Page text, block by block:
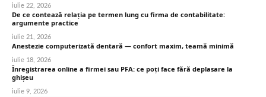
iulie 22, 2026
De ce contează relația pe termen lung cu firma de contabilitate:
argumente practice
iulie 21, 2026
Anestezie computerizată dentară — confort maxim, teamă minimă
iulie 18, 2026
Înregistrarea online a firmei sau PFA: ce poți face fără deplasare la
ghișeu
iulie 9, 2026